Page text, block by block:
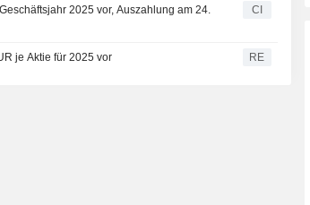
2025 vor, Auszahlung am 24.
CI
je Aktie für 2025 vor RE